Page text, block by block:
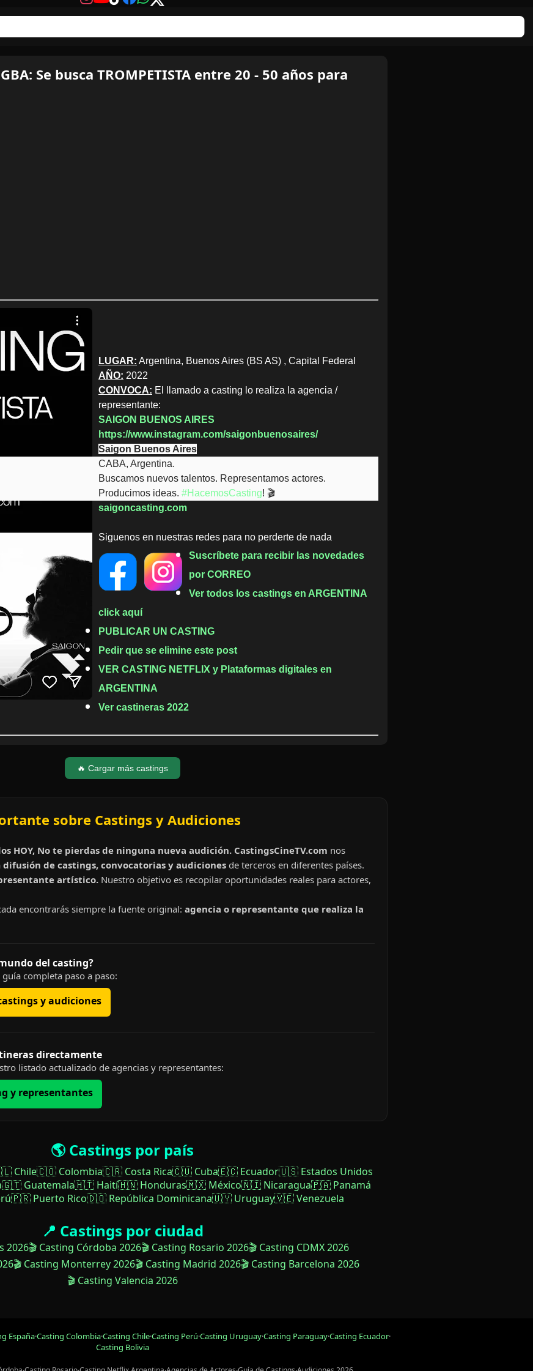
Se busca TROMPETISTA entre 20 - 50 años para
LUGAR: Argentina, Buenos Aires (BS AS) , Capital Federal
AÑO: 2022
CONVOCA: El llamado a casting lo realiza la agencia /
representante:
SAIGON BUENOS AIRES
https://www.instagram.com/saigonbuenosaires/
Saigon Buenos Aires
CABA, Argentina.
Buscamos nuevos talentos. Representamos actores.
Producimos ideas. #HacemosCasting! 🎬
saigoncasting.com
Siguenos en nuestras redes para no perderte de nada
Suscríbete para recibir las novedades
por CORREO
Ver todos los castings en ARGENTINA
click aquí
PUBLICAR UN CASTING
Pedir que se elimine este post
VER CASTING NETFLIX y Plataformas digitales en
ARGENTINA
Ver castineras 2022
🔥 Cargar más castings
sobre Castings y Audiciones
HOY, No te pierdas de ninguna nueva audición. CastingsCineTV.com nos
difusión de castings, convocatorias y audiciones de terceros en diferentes países.
artístico. Nuestro objetivo es recopilar oportunidades reales para actores,
encontrarás siempre la fuente original: agencia o representante que realiza la
del casting?
completa paso a paso:
y audiciones
directamente
listado actualizado de agencias y representantes:
y representantes
🌎 Castings por país
Chile🇨🇴 Colombia🇨🇷 Costa Rica🇨🇺 Cuba🇪🇨 Ecuador🇺🇸 Estados Unidos
🇬🇹 Guatemala🇭🇹 Haití🇭🇳 Honduras🇲🇽 México🇳🇮 Nicaragua🇵🇦 Panamá
🇵🇷 Puerto Rico🇩🇴 República Dominicana🇺🇾 Uruguay🇻🇪 Venezuela
📍 Castings por ciudad
2026🎬 Casting Córdoba 2026🎬 Casting Rosario 2026🎬 Casting CDMX 2026
🎬 Casting Monterrey 2026🎬 Casting Madrid 2026🎬 Casting Barcelona 2026
🎬 Casting Valencia 2026
España·Casting Colombia·Casting Chile·Casting Perú·Casting Uruguay·Casting Paraguay·Casting Ecuador·
Casting Bolivia